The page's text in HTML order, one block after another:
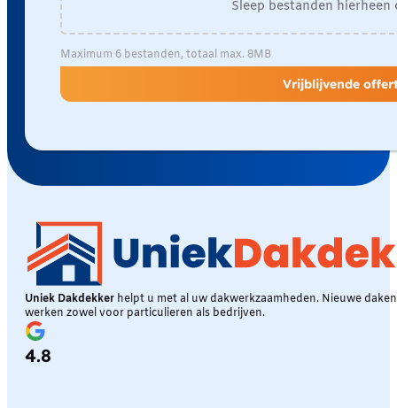
Sleep bestanden
Maximum 6 bestanden, totaal max. 8MB
Vrijblijvende
Uniek Dakdekker helpt u met al uw dakwerkzaamheden. Nieuwe
werken zowel voor particulieren als bedrijven.
4.8